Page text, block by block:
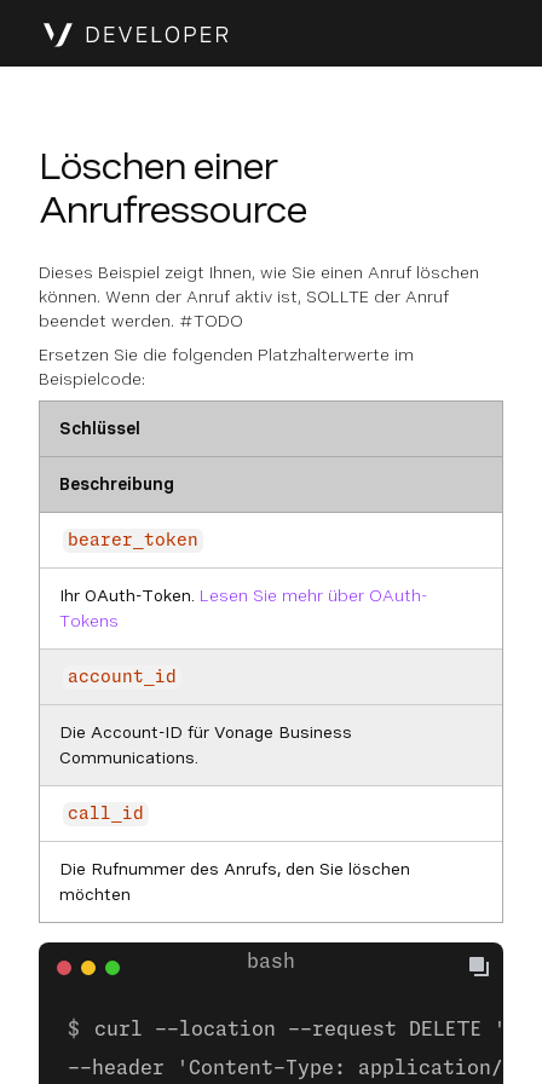
Löschen einer
Anrufressource
Dieses Beispiel zeigt Ihnen, wie Sie einen Anruf löschen
können. Wenn der Anruf aktiv ist, SOLLTE der Anruf
beendet werden. #TODO
Ersetzen Sie die folgenden Platzhalterwerte im
Beispielcode:
Schlüssel
Beschreibung
bearer_token
Ihr OAuth-Token. Lesen Sie mehr über OAuth-
Tokens
account_id
Die Account-ID für Vonage Business
Communications.
call_id
Die Rufnummer des Anrufs, den Sie löschen
möchten
curl --location --request DELETE
--header 'Content-Type: application/